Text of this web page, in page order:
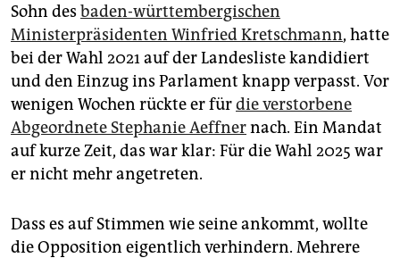
Sohn des baden-württembergischen
Ministerpräsidenten Winfried Kretschmann, hatte
bei der Wahl 2021 auf der Landesliste kandidiert
und den Einzug ins Parlament knapp verpasst. Vor
wenigen Wochen rückte er fürdie verstorbene
Abgeordnete Stephanie Aeffnernach. Ein Mandat
auf kurze Zeit, das war klar: Für die Wahl 2025 war
er nicht mehr angetreten.
Dass es auf Stimmen wie seine ankommt, wollte
die Opposition eigentlich verhindern. Mehrere